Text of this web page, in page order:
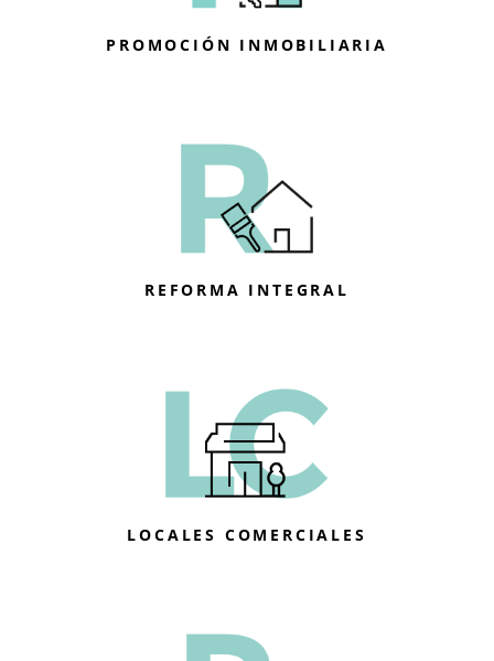
PROMOCIÓN INMOBILIARIA
REFORMA INTEGRAL
LOCALES COMERCIALES